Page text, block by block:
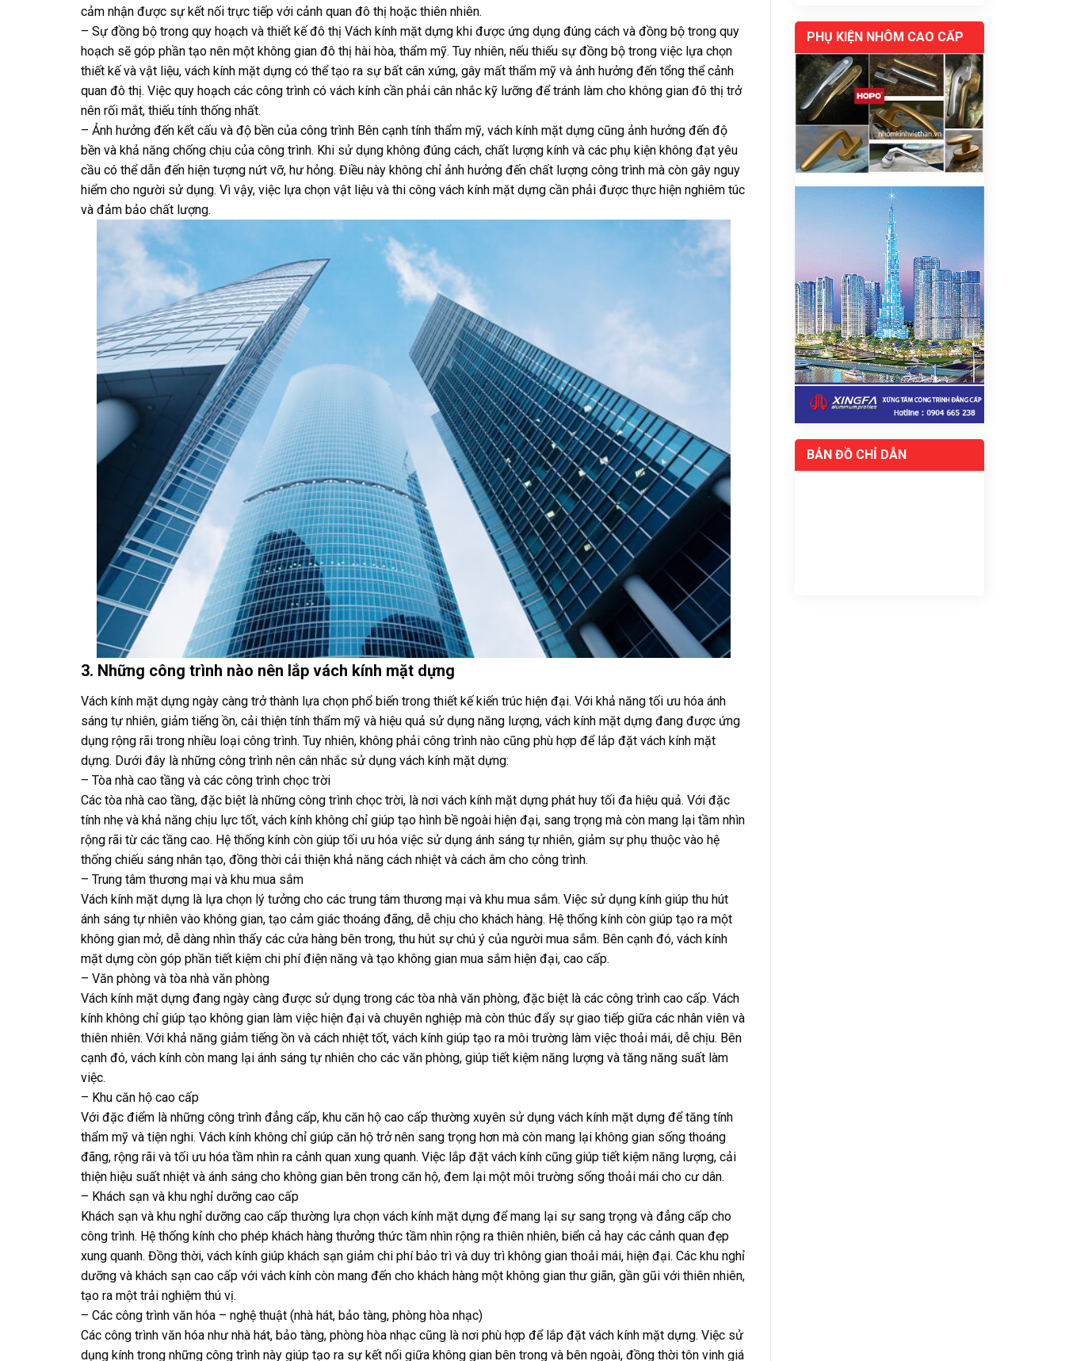
cảm nhận được sự kết nối trực tiếp với cảnh quan đô thị hoặc thiên nhiên.
– Sự đồng bộ trong quy hoạch và thiết kế đô thị Vách kính mặt dựng khi được ứng dụng đúng cách và đồng bộ trong quy
hoạch sẽ góp phần tạo nên một không gian đô thị hài hòa, thẩm mỹ. Tuy nhiên, nếu thiếu sự đồng bộ trong việc lựa chọn
thiết kế và vật liệu, vách kính mặt dựng có thể tạo ra sự bất cân xứng, gây mất thẩm mỹ và ảnh hưởng đến tổng thể cảnh
quan đô thị. Việc quy hoạch các công trình có vách kính cần phải cân nhắc kỹ lưỡng để tránh làm cho không gian đô thị trở
nên rối mắt, thiếu tính thống nhất.
– Ảnh hưởng đến kết cấu và độ bền của công trình Bên cạnh tính thẩm mỹ, vách kính mặt dựng cũng ảnh hưởng đến độ
bền và khả năng chống chịu của công trình. Khi sử dụng không đúng cách, chất lượng kính và các phụ kiện không đạt yêu
cầu có thể dẫn đến hiện tượng nứt vỡ, hư hỏng. Điều này không chỉ ảnh hưởng đến chất lượng công trình mà còn gây nguy
hiểm cho người sử dụng. Vì vậy, việc lựa chọn vật liệu và thi công vách kính mặt dựng cần phải được thực hiện nghiêm túc
và đảm bảo chất lượng.
3. Những công trình nào nên lắp vách kính mặt dựng
Vách kính mặt dựng ngày càng trở thành lựa chọn phổ biến trong thiết kế kiến trúc hiện đại. Với khả năng tối ưu hóa ánh
sáng tự nhiên, giảm tiếng ồn, cải thiện tính thẩm mỹ và hiệu quả sử dụng năng lượng, vách kính mặt dựng đang được ứng
dụng rộng rãi trong nhiều loại công trình. Tuy nhiên, không phải công trình nào cũng phù hợp để lắp đặt vách kính mặt
dựng. Dưới đây là những công trình nên cân nhắc sử dụng vách kính mặt dựng:
– Tòa nhà cao tầng và các công trình chọc trời
Các tòa nhà cao tầng, đặc biệt là những công trình chọc trời, là nơi vách kính mặt dựng phát huy tối đa hiệu quả. Với đặc
tính nhẹ và khả năng chịu lực tốt, vách kính không chỉ giúp tạo hình bề ngoài hiện đại, sang trọng mà còn mang lại tầm nhìn
rộng rãi từ các tầng cao. Hệ thống kính còn giúp tối ưu hóa việc sử dụng ánh sáng tự nhiên, giảm sự phụ thuộc vào hệ
thống chiếu sáng nhân tạo, đồng thời cải thiện khả năng cách nhiệt và cách âm cho công trình.
– Trung tâm thương mại và khu mua sắm
Vách kính mặt dựng là lựa chọn lý tưởng cho các trung tâm thương mại và khu mua sắm. Việc sử dụng kính giúp thu hút
ánh sáng tự nhiên vào không gian, tạo cảm giác thoáng đãng, dễ chịu cho khách hàng. Hệ thống kính còn giúp tạo ra một
không gian mở, dễ dàng nhìn thấy các cửa hàng bên trong, thu hút sự chú ý của người mua sắm. Bên cạnh đó, vách kính
mặt dựng còn góp phần tiết kiệm chi phí điện năng và tạo không gian mua sắm hiện đại, cao cấp.
– Văn phòng và tòa nhà văn phòng
Vách kính mặt dựng đang ngày càng được sử dụng trong các tòa nhà văn phòng, đặc biệt là các công trình cao cấp. Vách
kính không chỉ giúp tạo không gian làm việc hiện đại và chuyên nghiệp mà còn thúc đẩy sự giao tiếp giữa các nhân viên và
thiên nhiên. Với khả năng giảm tiếng ồn và cách nhiệt tốt, vách kính giúp tạo ra môi trường làm việc thoải mái, dễ chịu. Bên
cạnh đó, vách kính còn mang lại ánh sáng tự nhiên cho các văn phòng, giúp tiết kiệm năng lượng và tăng năng suất làm
việc.
– Khu căn hộ cao cấp
Với đặc điểm là những công trình đẳng cấp, khu căn hộ cao cấp thường xuyên sử dụng vách kính mặt dựng để tăng tính
thẩm mỹ và tiện nghi. Vách kính không chỉ giúp căn hộ trở nên sang trọng hơn mà còn mang lại không gian sống thoáng
đãng, rộng rãi và tối ưu hóa tầm nhìn ra cảnh quan xung quanh. Việc lắp đặt vách kính cũng giúp tiết kiệm năng lượng, cải
thiện hiệu suất nhiệt và ánh sáng cho không gian bên trong căn hộ, đem lại một môi trường sống thoải mái cho cư dân.
– Khách sạn và khu nghỉ dưỡng cao cấp
Khách sạn và khu nghỉ dưỡng cao cấp thường lựa chọn vách kính mặt dựng để mang lại sự sang trọng và đẳng cấp cho
công trình. Hệ thống kính cho phép khách hàng thưởng thức tầm nhìn rộng ra thiên nhiên, biển cả hay các cảnh quan đẹp
xung quanh. Đồng thời, vách kính giúp khách sạn giảm chi phí bảo trì và duy trì không gian thoải mái, hiện đại. Các khu nghỉ
dưỡng và khách sạn cao cấp với vách kính còn mang đến cho khách hàng một không gian thư giãn, gần gũi với thiên nhiên,
tạo ra một trải nghiệm thú vị.
– Các công trình văn hóa – nghệ thuật (nhà hát, bảo tàng, phòng hòa nhạc)
Các công trình văn hóa như nhà hát, bảo tàng, phòng hòa nhạc cũng là nơi phù hợp để lắp đặt vách kính mặt dựng. Việc sử
dụng kính trong những công trình này giúp tạo ra sự kết nối giữa không gian bên trong và bên ngoài, đồng thời tôn vinh giá
PHỤ KIỆN NHÔM CAO CẤP
BẢN ĐỒ CHỈ DẪN